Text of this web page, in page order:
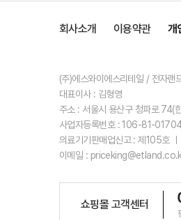
회사소개 이용약관 개
(주)에스와이에스리테일 / 전자랜
대표이사 : 김형영
주소 : 서울시 용산구 청파로 74(
사업자등록번호 : 106-81-
의료기기판매업신고 : 제105호
이메일 :
쇼핑몰 고객센터